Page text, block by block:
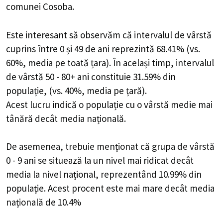
comunei Cosoba.
Este interesant să observăm că intervalul de vârstă
cuprins între 0 și 49 de ani reprezintă 68.41% (vs.
60%, media pe toată țara). În același timp, intervalul
de vârstă 50 - 80+ ani constituie 31.59% din
populație, (vs. 40%, media pe țară).
Acest lucru indică o populație cu o vârstă medie mai
tânără decât media națională.
De asemenea, trebuie menționat că grupa de vârstă
0 - 9 ani se situează la un nivel mai ridicat decât
media la nivel național, reprezentând 10.99% din
populație. Acest procent este mai mare decât media
națională de 10.4%